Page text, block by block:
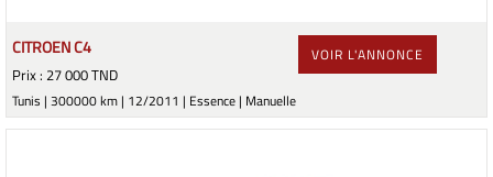
CITROEN C4
Prix : 27 000 TND
Tunis | 300000 km | 12/2011 | Essence | Manuelle
VOIR L'ANNONCE